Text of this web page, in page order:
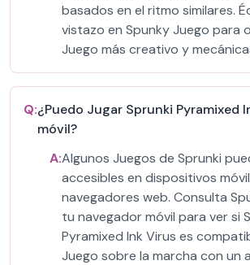
basados en el ritmo similares.
vistazo en Spunky Juego para
Juego más creativo y
Q:¿Puedo Jugar Sprunki Pyramixed
móvil?
A:Algunos Juegos de Sprunki
accesibles en dispositivos
navegadores web. Consulta
tu navegador móvil para ver si
Pyramixed Ink Virus es
Juego sobre la marcha con un